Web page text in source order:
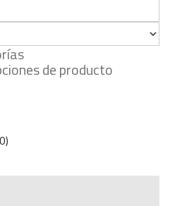
de producto